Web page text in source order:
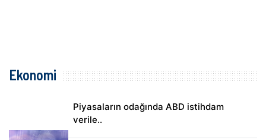
Ekonomi
Piyasaların odağında ABD istihdam
verile..